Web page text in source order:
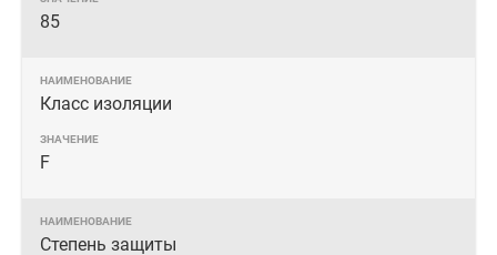
85
Класс изоляции
F
Степень защиты